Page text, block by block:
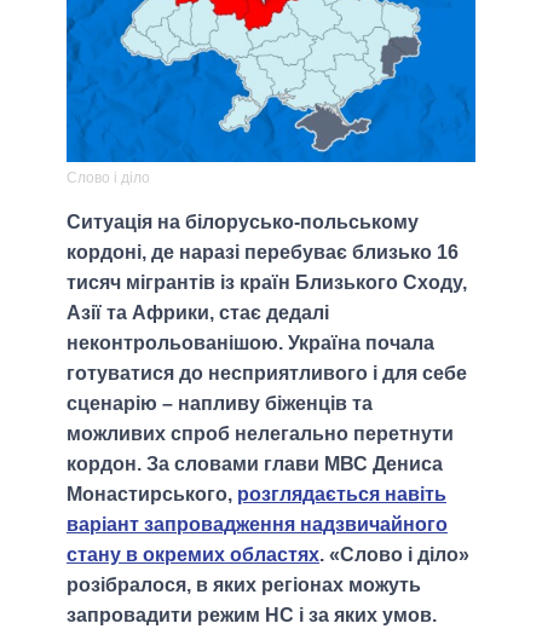
Слово і діло
Ситуація на білорусько-польському
кордоні, де наразі перебуває близько 16
тисяч мігрантів із країн Близького Сходу,
Азії та Африки, стає дедалі
неконтрольованішою. Україна почала
готуватися до несприятливого і для себе
сценарію – напливу біженців та
можливих спроб нелегально перетнути
кордон. За словами глави МВС Дениса
Монастирського, розглядається навіть
варіант запровадження надзвичайного
стану в окремих областях. «Слово і діло»
розібралося, в яких регіонах можуть
запровадити режим НС і за яких умов.